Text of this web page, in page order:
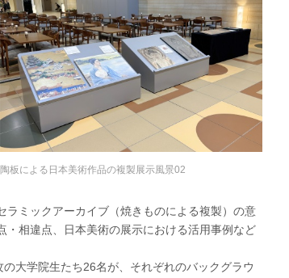
陶板による日本美術作品の複製展示風景02
ラミックアーカイブ（焼きものによる複製）の意
相違点、日本美術の展示における活用事例など
大学院生たち26名が、それぞれのバックグラウ